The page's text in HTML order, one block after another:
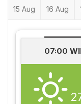
15 Aug 16 Aug
07:00